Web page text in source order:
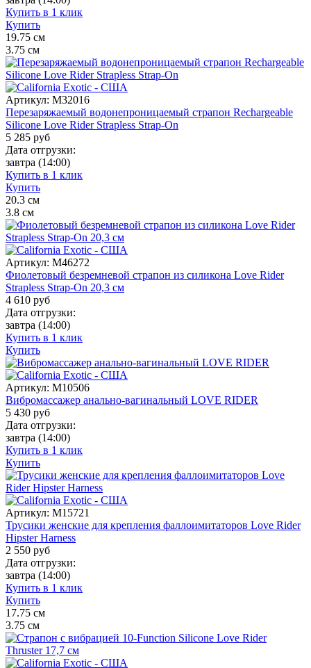
Купить в 1 клик
Купить
19.75 см
3.75 см
Артикул: M32016
Перезаряжаемый водонепроницаемый страпон Rechargeable
Silicone Love Rider Strapless Strap-On
5 285 руб
Дата отгрузки:
завтра (14:00)
Купить в 1 клик
Купить
20.3 см
3.8 см
Артикул: M46272
Фиолетовый безремневой страпон из силикона Love Rider
Strapless Strap-On 20,3 см
4 610 руб
Дата отгрузки:
завтра (14:00)
Купить в 1 клик
Купить
Артикул: M10506
Вибромассажер анально-вагинальный LOVE RIDER
5 430 руб
Дата отгрузки:
завтра (14:00)
Купить в 1 клик
Купить
Артикул: M15721
Трусики женские для крепления фаллоимитаторов Love Rider
Hipster Harness
2 550 руб
Дата отгрузки:
завтра (14:00)
Купить в 1 клик
Купить
17.75 см
3.75 см